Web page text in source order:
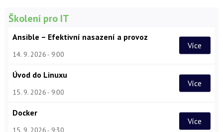
Školení pro IT
Ansible – Efektivní nasazení a provoz
14. 9. 2026 9:00
Více
Úvod do Linuxu
15. 9. 2026 9:00
Více
Docker
Více